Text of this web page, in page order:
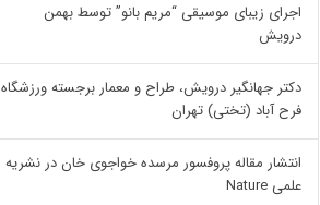
اجرای زیبای موسیقی “مریم بانو” توسط بهمن
درویش
دکتر جهانگیر درویش، طراح و معمار برجسته ورزشگاه
فرح آباد (تختی) تهران
انتشار مقاله پروفسور مرسده خواجوی خان در نشریه
علمی Nature